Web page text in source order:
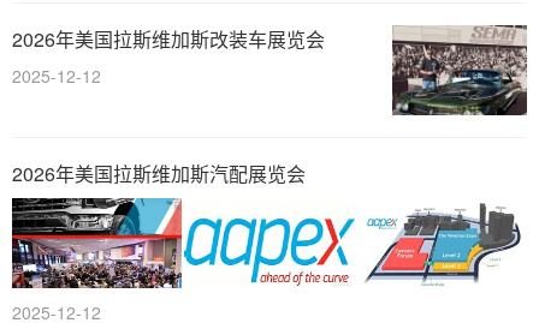
2026年美国拉斯维加斯改装车展览会
2025-12-12
2026年美国拉斯维加斯汽配展览会
2025-12-12